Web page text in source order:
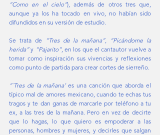
“Como en el cielo”), además de otros tres que,
aunque ya los ha tocado en vivo, no habían sido
difundidos en su versión de estudio.
Se trata de
“Tres de la mañana”, “Picándome la
herida” y “Pajarito”, en los que el cantautor vuelve a
tomar como inspiración sus vivencias y reflexiones
como punto de partida para crear cortes de sierreño.
“´Tres de la mañana’ es una canción que aborda el
típico mal de amores mexicano, cuando te echas tus
tragos y te dan ganas de marcarle por teléfono a tu
ex, a las tres de la mañana. Pero en vez de decirte
que lo hagas, lo que quiero es empoderar a las
personas, hombres y mujeres, y decirles que salgan